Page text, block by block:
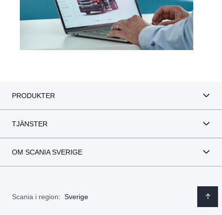
PRODUKTER
TJÄNSTER
OM SCANIA SVERIGE
Scania i region: Sverige